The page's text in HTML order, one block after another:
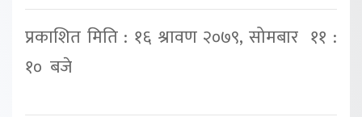
प्रकाशित मिति : १६ श्रावण २०७९, सोमबार ११ :
१० बजे